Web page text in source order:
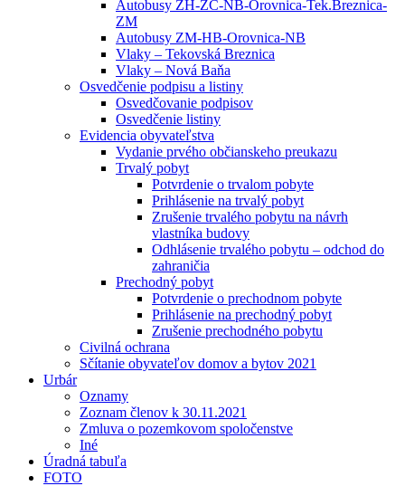
Autobusy ZH-ZC-NB-Orovnica-Tek.Breznica-
ZM
Autobusy ZM-HB-Orovnica-NB
Vlaky – Tekovská Breznica
Vlaky – Nová Baňa
Osvedčenie podpisu a listiny
Osvedčovanie podpisov
Osvedčenie listiny
Evidencia obyvateľstva
Vydanie prvého občianskeho preukazu
Trvalý pobyt
Potvrdenie o trvalom pobyte
Prihlásenie na trvalý pobyt
Zrušenie trvalého pobytu na návrh
vlastníka budovy
Odhlásenie trvalého pobytu – odchod do
zahraničia
Prechodný pobyt
Potvrdenie o prechodnom pobyte
Prihlásenie na prechodný pobyt
Zrušenie prechodného pobytu
Civilná ochrana
Sčítanie obyvateľov domov a bytov 2021
Urbár
Oznamy
Zoznam členov k 30.11.2021
Zmluva o pozemkovom spoločenstve
Iné
Úradná tabuľa
FOTO